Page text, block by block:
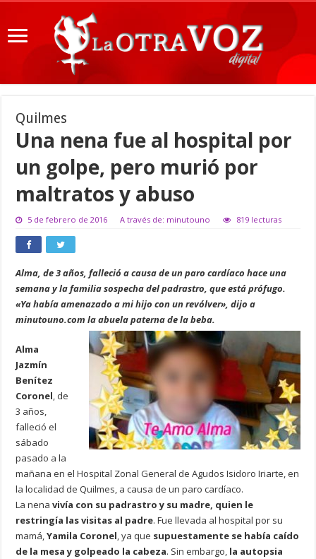
Quilmes
Una nena fue al hospital por
un golpe, pero murió por
maltratos y abuso
5 de febrero de 2016 A través de: minutouno 819 lecturas
Alma, de 3 años, falleció a causa de un paro cardíaco hace una
semana y la familia sospecha del padrastro, que está prófugo.
«Ya había amenazado a mi hijo con un revólver», dijo a
minutouno.com la abuela paterna de la beba.
Alma
Jazmín
Benítez
Coronel, de
3 años,
falleció el
sábado
pasado a la
mañana en el Hospital Zonal General de Agudos Isidoro Iriarte, en
la localidad de Quilmes, a causa de un paro cardíaco.
La nenavivía con su padrastro y su madre, quien le
restringía las visitas al padre. Fue llevada al hospital por su
mamá,Yamila Coronel, ya que supuestamente se había caído
de la mesa y golpeado la cabeza. Sin embargo, la autopsia